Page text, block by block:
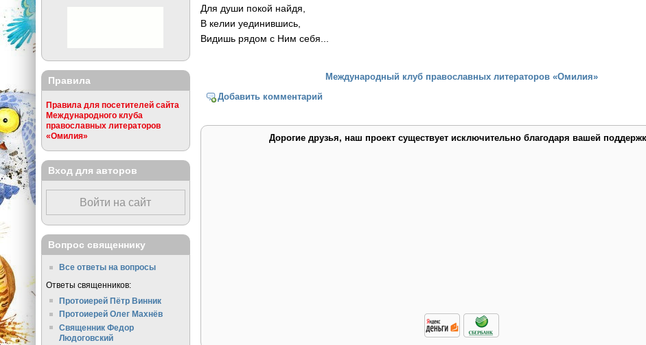
Для души покой найдя,
В келии уединившись,
Видишь рядом с Ним себя...
Международный клуб православных литераторов «Омилия»
Добавить комментарий
Дорогие друзья, наш проект существует исключительно благодаря вашей
Правила
Правила для посетителей сайта
Международного клуба
православных литераторов
«Омилия»
Вход для авторов
Войти на сайт
Вопрос священнику
Все ответы на вопросы
Ответы священников:
Протоиерей Пётр Винник
Протоиерей Олег Махнёв
Священник Федор
Людоговский